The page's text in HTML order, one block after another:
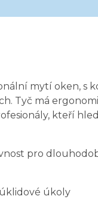
mytí oken, s
Tyč má
kteří
pro
úkoly